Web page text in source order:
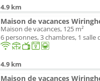
4.9 km
Maison de vacances, 125 m²
6 personnes, 3 chambres, 1 salle
4.9 km